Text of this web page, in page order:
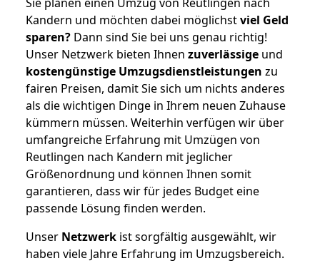
Kandern und möchten dabei möglichstviel Geld
sparen? Dann sind Sie bei uns genau richtig!
Unser Netzwerk bieten Ihnen zuverlässige und
kostengünstige Umzugsdienstleistungen zu
fairen Preisen, damit Sie sich um nichts anderes
als die wichtigen Dinge in Ihrem neuen Zuhause
kümmern müssen. Weiterhin verfügen wir über
umfangreiche Erfahrung mit Umzügen von
Reutlingen nach Kandern mit jeglicher
Größenordnung und können Ihnen somit
garantieren, dass wir für jedes Budget eine
passende Lösung finden werden.
Unser Netzwerk ist sorgfältig ausgewählt, wir
haben viele Jahre Erfahrung im Umzugsbereich.